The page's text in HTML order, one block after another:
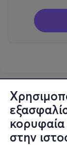
στην